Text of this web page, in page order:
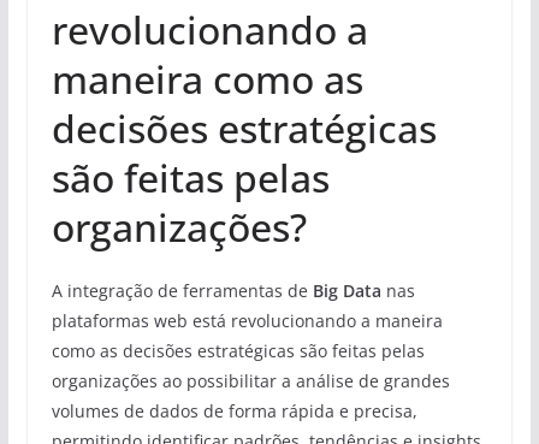
revolucionando a
maneira como as
decisões estratégicas
são feitas pelas
organizações?
A integração de ferramentas de Big Data nas
plataformas web está revolucionando a maneira
como as decisões estratégicas são feitas pelas
organizações ao possibilitar a análise de grandes
volumes de dados de forma rápida e precisa,